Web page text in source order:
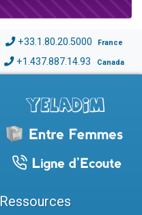
+33.1.80.20.5000 France
+1.437.887.14.93 Canada
Ressources